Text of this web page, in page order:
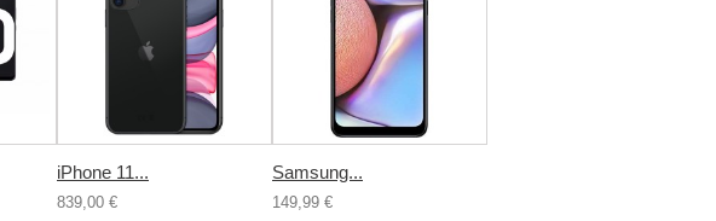
iPhone 11...
839,00 €
Samsung...
149,99 €